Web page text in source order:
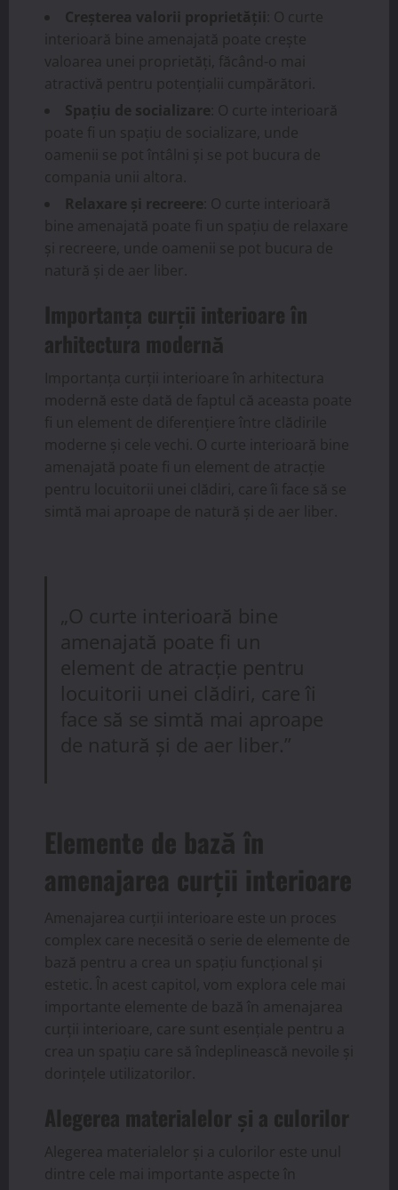
Creșterea valorii proprietății : O curte
interioară bine amenajată poate crește
valoarea unei proprietăți, făcând-o mai
atractivă pentru potențialii cumpărători.
Spațiu de socializare : O curte interioară
poate fi un spațiu de socializare, unde
oamenii se pot întâlni și se pot bucura de
compania unii altora.
Relaxare și recreere : O curte interioară
bine amenajată poate fi un spațiu de relaxare
și recreere, unde oamenii se pot bucura de
natură și de aer liber.
Importanța curții interioare în
arhitectura modernă
Importanța curții interioare în arhitectura
modernă este dată de faptul că aceasta poate
fi un element de diferențiere între clădirile
moderne și cele vechi. O curte interioară bine
amenajată poate fi un element de atracție
pentru locuitorii unei clădiri, care îi face să se
simtă mai aproape de natură și de aer liber.
„O curte interioară bine
amenajată poate fi un
element de atracție pentru
locuitorii unei clădiri, care îi
face să se simtă mai aproape
de natură și de aer liber.”
Elemente de bază în
amenajarea curții interioare
Amenajarea curții interioare este un proces
complex care necesită o serie de elemente de
bază pentru a crea un spațiu funcțional și
estetic. În acest capitol, vom explora cele mai
importante elemente de bază în amenajarea
curții interioare, care sunt esențiale pentru a
crea un spațiu care să îndeplinească nevoile și
dorințele utilizatorilor.
Alegerea materialelor și a culorilor
Alegerea materialelor și a culorilor este unul
dintre cele mai importante aspecte în